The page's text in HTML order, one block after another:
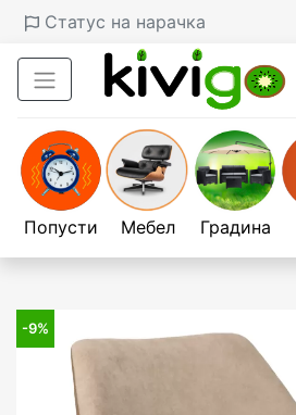
Статус на нарачка
Попусти Мебел Градина
-9%